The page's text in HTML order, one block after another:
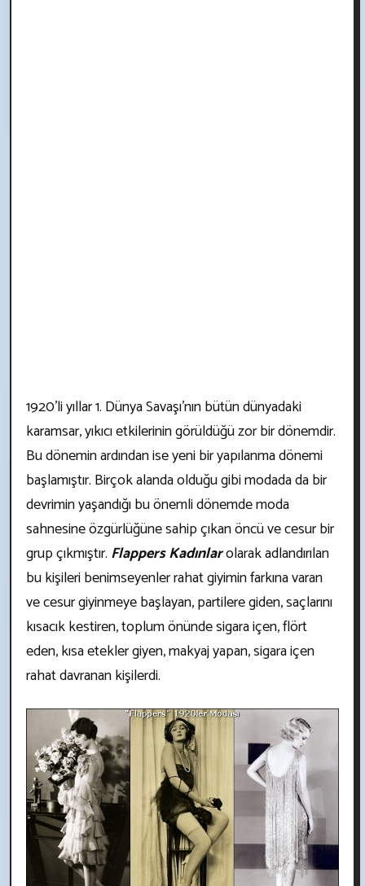
1920’li yıllar 1. Dünya Savaşı'nın bütün dünyadaki
karamsar, yıkıcı etkilerinin görüldüğü zor bir dönemdir.
Bu dönemin ardından ise yeni bir yapılanma dönemi
başlamıştır. Birçok alanda olduğu gibi modada da bir
devrimin yaşandığı bu önemli dönemde moda
sahnesine özgürlüğüne sahip çıkan öncü ve cesur bir
grup çıkmıştır. Flappers Kadınlarolarak adlandırılan
bu kişileri benimseyenler rahat giyimin farkına varan
ve cesur giyinmeye başlayan, partilere giden, saçlarını
kısacık kestiren, toplum önünde sigara içen, flört
eden, kısa etekler giyen, makyaj yapan, sigara içen
rahat davranan kişilerdi.